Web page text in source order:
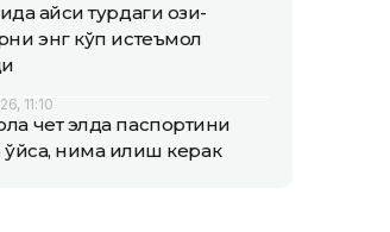
қайси турдаги озиқ-
энг кўп истеъмол
11:10
чет элда паспортини
қўйса, нима қилиш керак